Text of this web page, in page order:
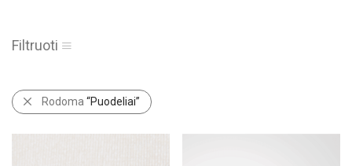
Filtruoti
Rodoma “Puodeliai”